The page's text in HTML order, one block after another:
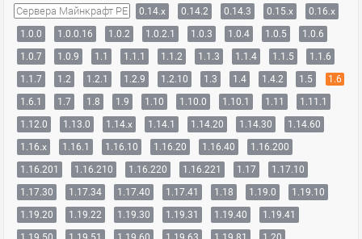
Сервера Майнкрафт PE 0.14.x 0.14.2 0.14.3 0.15.x
0.16.x
1.0.0
1.0.0.16 1.0.2 1.0.2.1 1.0.3 1.0.4 1.0.5
1.0.6
1.0.7
1.0.9 1.1 1.1.1 1.1.2 1.1.3 1.1.4 1.1.5
1.1.6
1.1.7
1.2 1.2.1 1.2.9 1.2.10 1.3 1.4 1.4.2 1.5
1.6
1.6.1
1.7 1.8 1.9 1.10 1.10.0 1.10.1 1.11
1.11.1
1.12.0
1.13.0 1.14.x 1.14.1 1.14.20 1.14.30
1.14.60
1.16.x
1.16.1 1.16.10 1.16.20 1.16.40
1.16.200
1.16.201
1.16.210 1.16.220 1.16.221 1.17
1.17.10
1.17.30
1.17.34 1.17.40 1.17.41 1.18 1.19.0
1.19.10
1.19.20
1.19.22 1.19.30 1.19.31 1.19.40
1.19.41